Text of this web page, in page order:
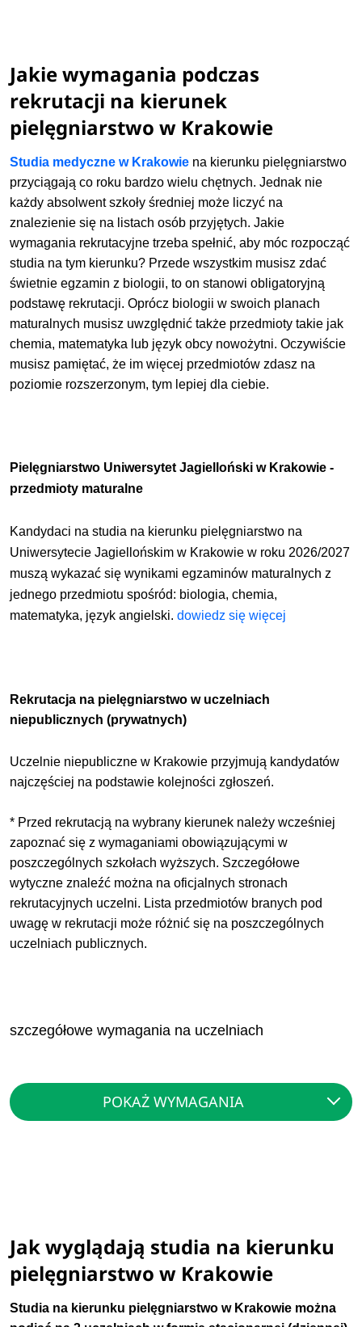
Jakie wymagania podczas
rekrutacji na kierunek
pielęgniarstwo w Krakowie
Studia medyczne w Krakowie na kierunku pielęgniarstwo
przyciągają co roku bardzo wielu chętnych. Jednak nie
każdy absolwent szkoły średniej może liczyć na
znalezienie się na listach osób przyjętych. Jakie
wymagania rekrutacyjne trzeba spełnić, aby móc rozpocząć
studia na tym kierunku? Przede wszystkim musisz zdać
świetnie egzamin z biologii, to on stanowi obligatoryjną
podstawę rekrutacji. Oprócz biologii w swoich planach
maturalnych musisz uwzględnić także przedmioty takie jak
chemia, matematyka lub język obcy nowożytni. Oczywiście
musisz pamiętać, że im więcej przedmiotów zdasz na
poziomie rozszerzonym, tym lepiej dla ciebie.
Pielęgniarstwo Uniwersytet Jagielloński w Krakowie -
przedmioty maturalne
Kandydaci na studia na kierunku pielęgniarstwo na
Uniwersytecie Jagiellońskim w Krakowie w roku 2026/2027
muszą wykazać się wynikami egzaminów maturalnych z
jednego przedmiotu spośród: biologia, chemia,
matematyka, język angielski.dowiedz się więcej
Rekrutacja na pielęgniarstwo w uczelniach
niepublicznych (prywatnych)
Uczelnie niepubliczne w Krakowie przyjmują kandydatów
najczęściej na podstawie kolejności zgłoszeń.
* Przed rekrutacją na wybrany kierunek należy wcześniej
zapoznać się z wymaganiami obowiązującymi w
poszczególnych szkołach wyższych. Szczegółowe
wytyczne znaleźć można na oficjalnych stronach
rekrutacyjnych uczelni. Lista przedmiotów branych pod
uwagę w rekrutacji może różnić się na poszczególnych
uczelniach publicznych.
szczegółowe wymagania na uczelniach
POKAŻ WYMAGANIA
Jak wyglądają studia na kierunku
pielęgniarstwo w Krakowie
Studia na kierunku pielęgniarstwo w Krakowie można